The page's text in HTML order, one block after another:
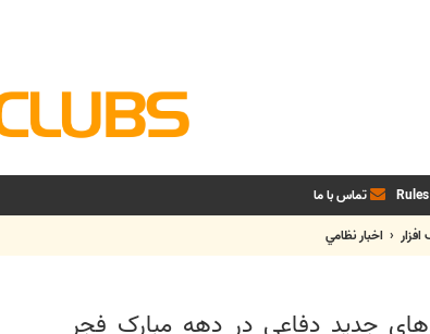
Rules تماس با ما
اخبار نظامي
جدید دفاعی در دهه مبارک فجر